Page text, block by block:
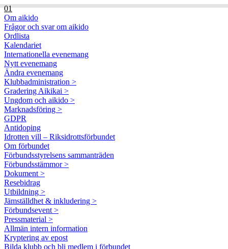
01
Om aikido
Frågor och svar om aikido
Ordlista
Kalendariet
Internationella evenemang
Nytt evenemang
Ändra evenemang
Klubbadministration >
Gradering Aikikai >
Ungdom och aikido >
Marknadsföring >
GDPR
Antidoping
Idrotten vill – Riksidrottsförbundet
Om förbundet
Förbundsstyrelsens sammanträden
Förbundsstämmor >
Dokument >
Resebidrag
Utbildning >
Jämställdhet & inkludering >
Förbundsevent >
Pressmaterial >
Allmän intern information
Kryptering av epost
Bilda klubb och bli medlem i förbundet